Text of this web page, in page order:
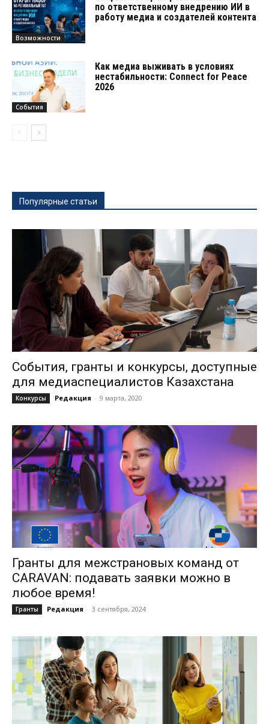
Возможности
по ответственному внедрению ИИ в
работу медиа и создателей контента
События
Как медиа выживать в условиях
нестабильности: Connect for Peace
2026
Популярные статьи
События, гранты и конкурсы, доступные
для медиаспециалистов Казахстана
Конкурсы Редакция - 9 марта, 2020
Гранты для межстрановых команд от
CARAVAN: подавать заявки можно в
любое время!
Гранты Редакция - 3 сентября, 2024